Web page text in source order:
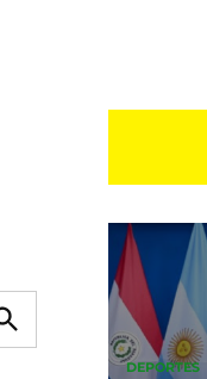
Buscar
DEPORTES